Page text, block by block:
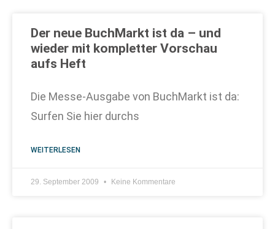
Der neue BuchMarkt ist da – und
wieder mit kompletter Vorschau
aufs Heft
Die Messe-Ausgabe von BuchMarkt ist da:
Surfen Sie hier durchs
WEITERLESEN
29. September 2009 Keine Kommentare